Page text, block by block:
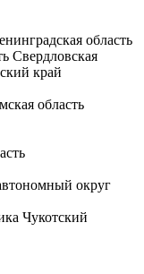
область
Свердловская
край
область
округ
Чукотский